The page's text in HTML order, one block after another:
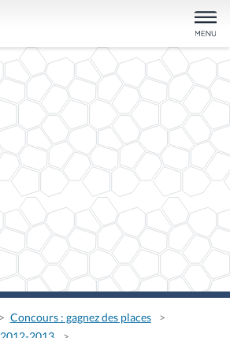
Concours : gagnez des places